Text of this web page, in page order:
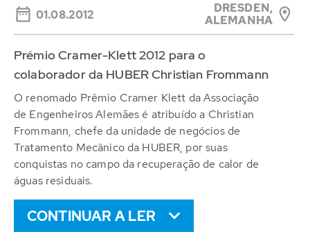
01.08.2012
DRESDEN,
ALEMANHA
Prémio Cramer-Klett 2012 para o
colaborador da HUBER Christian Frommann
O renomado Prêmio Cramer Klett da Associação
de Engenheiros Alemães é atribuído a Christian
Frommann, chefe da unidade de negócios de
Tratamento Mecânico da HUBER, por suas
conquistas no campo da recuperação de calor de
águas residuais.
CONTINUAR A LER